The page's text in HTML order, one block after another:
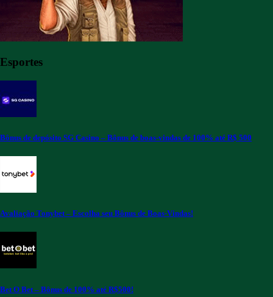
Esportes
Bônus de depósito SG Casino – Bônus de boas-vindas de 100% até R$ 500
Avaliação Tonybet – Escolha seu Bônus de Boas-Vindas!
Bet O Bet – Bônus de 100% até R$500!